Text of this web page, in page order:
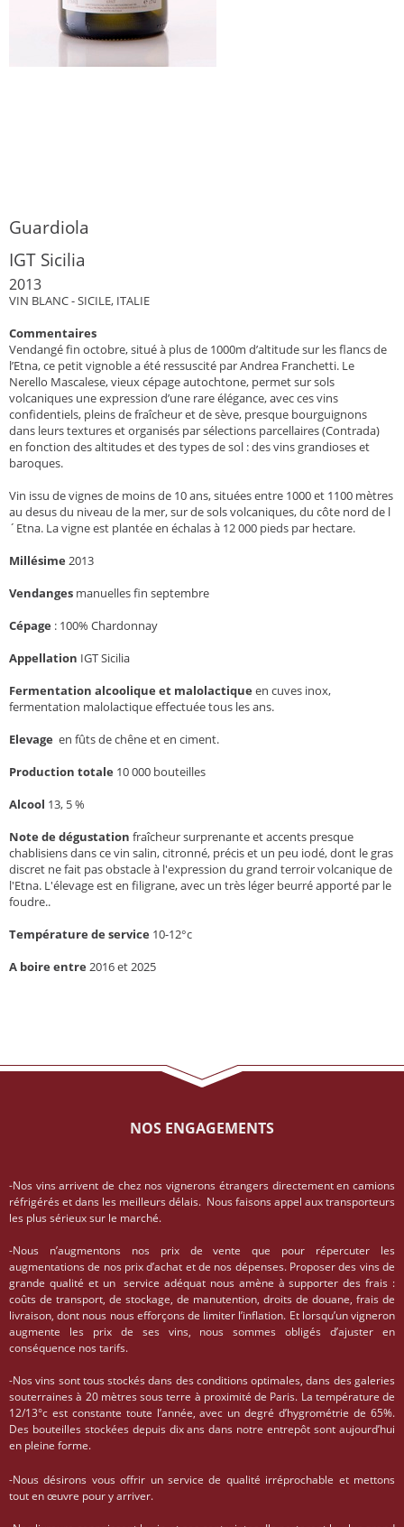
Guardiola
IGT Sicilia
2013
VIN BLANC - SICILE, ITALIE
Commentaires
Vendangé fin octobre, situé à plus de 1000m d’altitude sur les flancs de
l’Etna, ce petit vignoble a été ressuscité par Andrea Franchetti. Le
Nerello Mascalese, vieux cépage autochtone, permet sur sols
volcaniques une expression d’une rare élégance, avec ces vins
confidentiels, pleins de fraîcheur et de sève, presque bourguignons
dans leurs textures et organisés par sélections parcellaires (Contrada)
en fonction des altitudes et des types de sol : des vins grandioses et
baroques.
Vin issu de vignes de moins de 10 ans, situées entre 1000 et 1100 mètres
au desus du niveau de la mer, sur de sols volcaniques, du côte nord de l
´Etna. La vigne est plantée en échalas à 12 000 pieds par hectare.
Millésime 2013
Vendanges manuelles fin septembre
Cépage : 100% Chardonnay
Appellation IGT Sicilia
Fermentation alcoolique et malolactique en cuves inox,
fermentation malolactique effectuée tous les ans.
Elevage en fûts de chêne et en ciment.
Production totale 10 000 bouteilles
Alcool 13, 5 %
Note de dégustation fraîcheur surprenante et accents presque
chablisiens dans ce vin salin, citronné, précis et un peu iodé, dont le gras
discret ne fait pas obstacle à l'expression du grand terroir volcanique de
l'Etna. L'élevage est en filigrane, avec un très léger beurré apporté par le
foudre..
Température de service 10-12°c
A boire entre 2016 et 2025
NOS ENGAGEMENTS
-Nos vins arrivent de chez nos vignerons étrangers directement en camions
réfrigérés et dans les meilleurs délais. Nous faisons appel aux transporteurs
les plus sérieux sur le marché.
-Nous n’augmentons nos prix de vente que pour répercuter les
augmentations de nos prix d’achat et de nos dépenses. Proposer des vins de
grande qualité et un service adéquat nous amène à supporter des frais :
coûts de transport, de stockage, de manutention, droits de douane, frais de
livraison, dont nous nous efforçons de limiter l’inflation. Et lorsqu’un vigneron
augmente les prix de ses vins, nous sommes obligés d’ajuster en
conséquence nos tarifs.
-Nos vins sont tous stockés dans des conditions optimales, dans des galeries
souterraines à 20 mètres sous terre à proximité de Paris. La température de
12/13°c est constante toute l’année, avec un degré d’hygrométrie de 65%.
Des bouteilles stockées depuis dix ans dans notre entrepôt sont aujourd’hui
en pleine forme.
-Nous désirons vous offrir un service de qualité irréprochable et mettons
tout en œuvre pour y arriver.